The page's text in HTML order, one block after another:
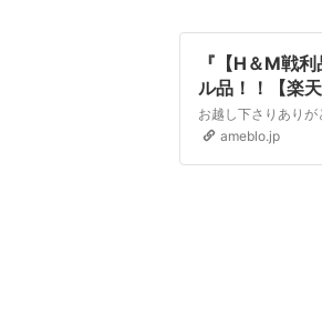
『【H＆M戦
ル品！！【楽
ameblo.jp